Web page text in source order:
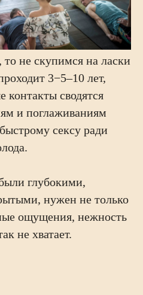
не скупимся на ласки
3−5–10 лет,
контакты сводятся
и поглаживаниям
сексу ради
глубокими,
нужен не только
ощущения, нежность
не хватает.